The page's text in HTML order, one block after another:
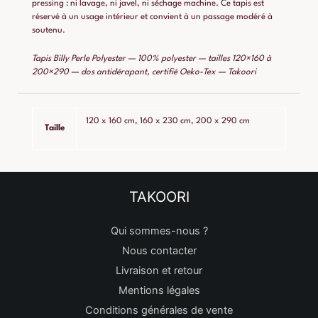
pressing : ni lavage, ni javel, ni séchage machine. Ce tapis est
réservé à un usage intérieur et convient à un passage modéré à
soutenu.
Tapis Billy Perle Polyester — 100% polyester — tailles 120×160 à
200×290 — dos antidérapant, certifié Oeko-Tex — Takoori
Taille
120 x 160 cm, 160 x 230 cm, 200 x 290 cm
TAKOORI
Qui sommes-nous ?
Nous contacter
Livraison et retour
Mentions légales
Conditions générales de vente